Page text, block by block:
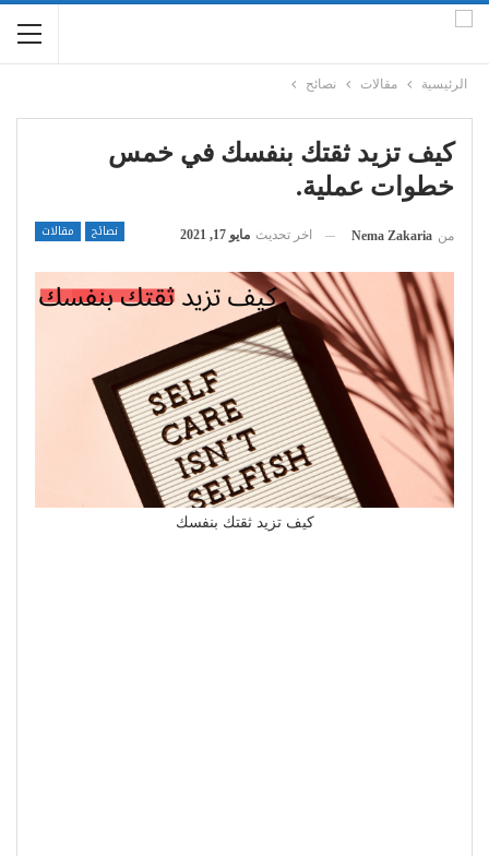
الرئيسية مقالات نصائح
كيف تزيد ثقتك بنفسك في خمس
خطوات عملية.
نصائح مقالات من Nema Zakaria اخر تحديث مايو 17, 2021
كيف تزيد ثقتك بنفسك